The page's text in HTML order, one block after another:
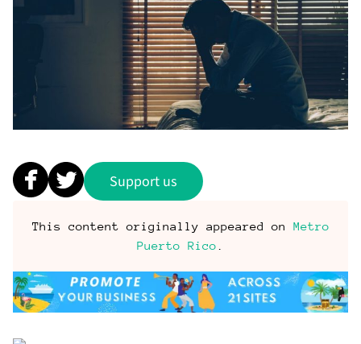
Support us
This content originally appeared on Metro
Puerto Rico